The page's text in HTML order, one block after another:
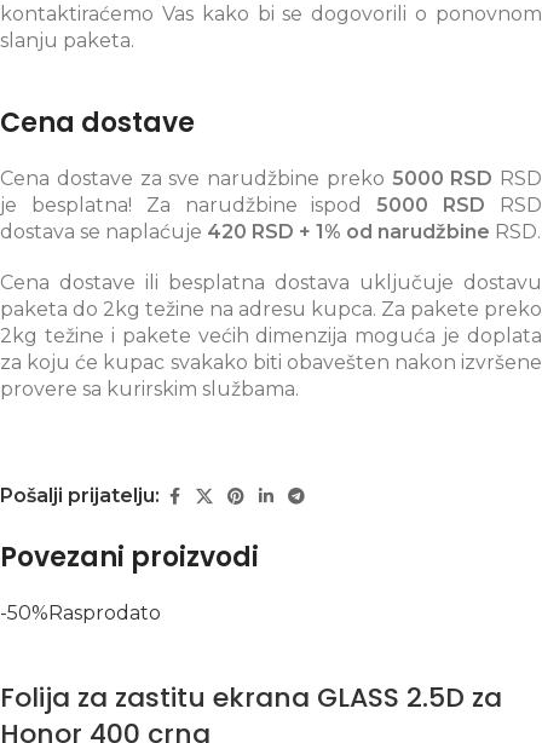
kontaktiraćemo Vas kako bi se dogovorili o ponovnom
slanju paketa.
Cena dostave
Cena dostave za sve narudžbine preko 5000 RSD RSD
je besplatna! Za narudžbine ispod5000 RSD RSD
dostava se naplaćuje 420 RSD + 1% od narudžbine RSD.
Cena dostave ili besplatna dostava uključuje dostavu
paketa do 2kg težine na adresu kupca. Za pakete preko
2kg težine i pakete većih dimenzija moguća je doplata
za koju će kupac svakako biti obavešten nakon izvršene
provere sa kurirskim službama.
Pošalji prijatelju:
Povezani proizvodi
-50%Rasprodato
Folija za zastitu ekrana GLASS 2.5D za
Honor 400 crna